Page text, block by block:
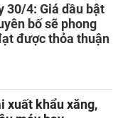
30/4: Giá dầu bật
bố sẽ phong
được thỏa thuận
xuất khẩu xăng,